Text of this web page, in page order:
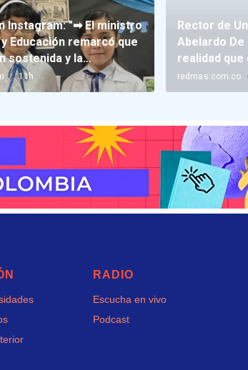
RADIO
Escucha en vivo
Podcast